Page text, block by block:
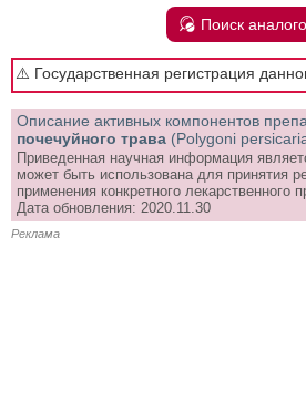
Поиск
⚠️ Государственная регистрация
Описание активных компонентов
почечуйного трава (Polygoni
Приведенная научная информация
может быть использована для принятия
применения конкретного лекарственного
Дата обновления: 2020.11.30
Реклама